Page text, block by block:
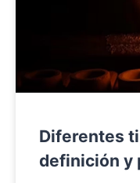
Diferentes
definición y